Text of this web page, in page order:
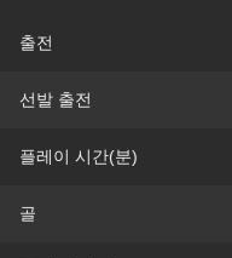
출전
선발 출전
플레이 시간(분)
골